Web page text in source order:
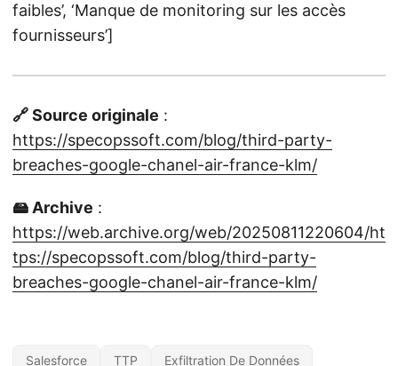
faibles’, ‘Manque de monitoring sur les accès
fournisseurs’]
🔗 Source originale :
https://specopssoft.com/blog/third-party-
breaches-google-chanel-air-france-klm/
🖴 Archive :
https://web.archive.org/web/20250811220604/ht
tps://specopssoft.com/blog/third-party-
breaches-google-chanel-air-france-klm/
Salesforce TTP Exfiltration De Données